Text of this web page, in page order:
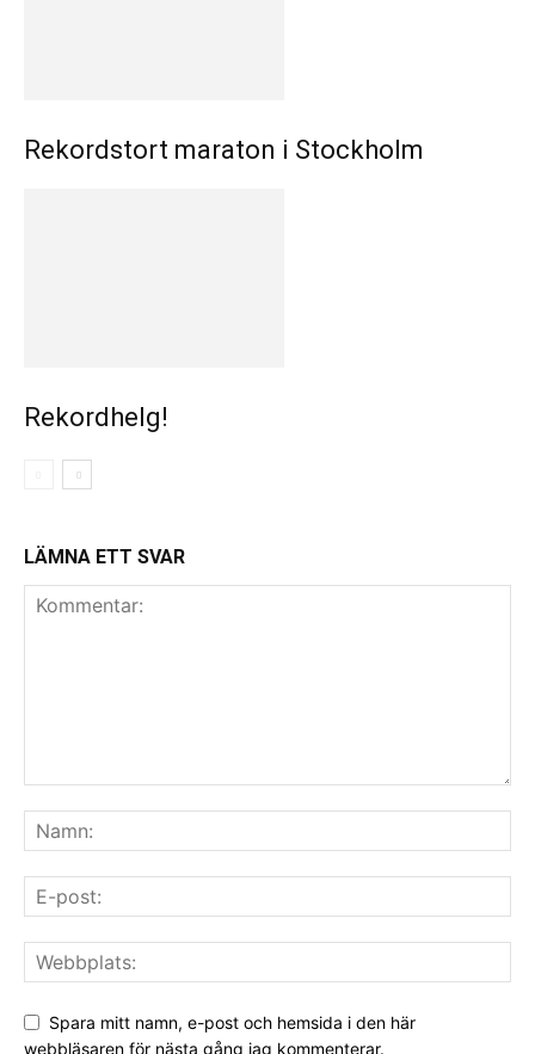
Rekordstort maraton i Stockholm
Rekordhelg!
LÄMNA ETT SVAR
Spara mitt namn, e-post och hemsida i den här
webbläsaren för nästa gång jag kommenterar.